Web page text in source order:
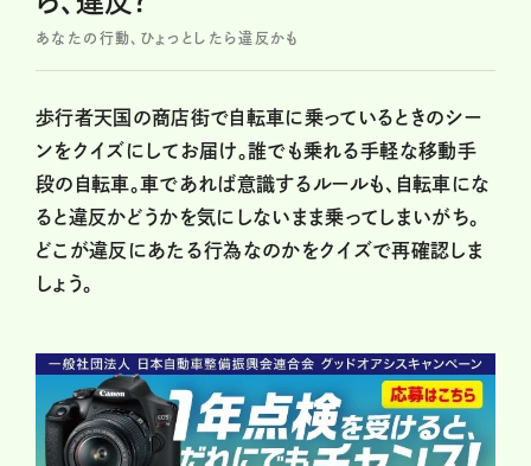
あなたの行動、ひょっとしたら違反かも
歩行者天国の商店街で自転車に乗っているときのシー
ンをクイズにしてお届け。誰でも乗れる手軽な移動手
段の自転車。車であれば意識するルールも、自転車にな
ると違反かどうかを気にしないまま乗ってしまいがち。
どこが違反にあたる行為なのかをクイズで再確認しま
しょう。